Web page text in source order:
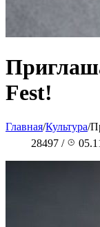
Fest!
Главная/Культура/
28497 /